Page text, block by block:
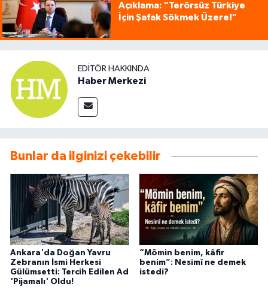
Açıklama: "Terörsüz Türkiye
İçin Şafak Sökmek Üzere!"
EDITÖR HAKKINDA
Haber Merkezi
Bunlar da ilginizi çekebilir
Ankara'da Doğan Yavru
Zebranın İsmi Herkesi
Gülümsetti: Tercih Edilen Ad
'Pijamalı' Oldu!
“Mömin benim, kâfir
benim”: Nesimî ne demek
istedi?